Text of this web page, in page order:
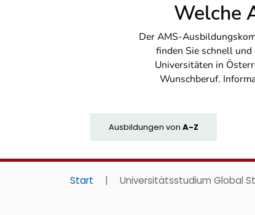
Welche
Der AMS-
finden Sie schnell und
Universitäten in
Wunschberuf.
Ausbildungen von A-Z
Start | Universitätsstudium Global